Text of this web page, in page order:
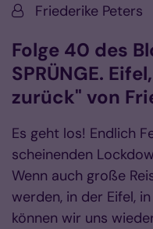
Von:Friederike Peters
Folge 40 des
SPRÜNGE.
zurück" von
Es geht los! Endlich
scheinenden
Wenn auch große
werden, in der Eifel,
können wir uns